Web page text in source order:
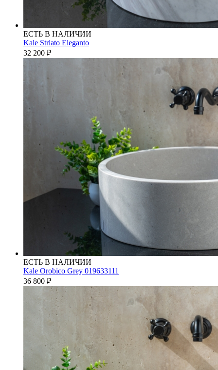
ЕСТЬ В НАЛИЧИИ
Kale Striato Eleganto
32 200 ₽
ЕСТЬ В НАЛИЧИИ
Kale Orobico Grey 019633111
36 800 ₽